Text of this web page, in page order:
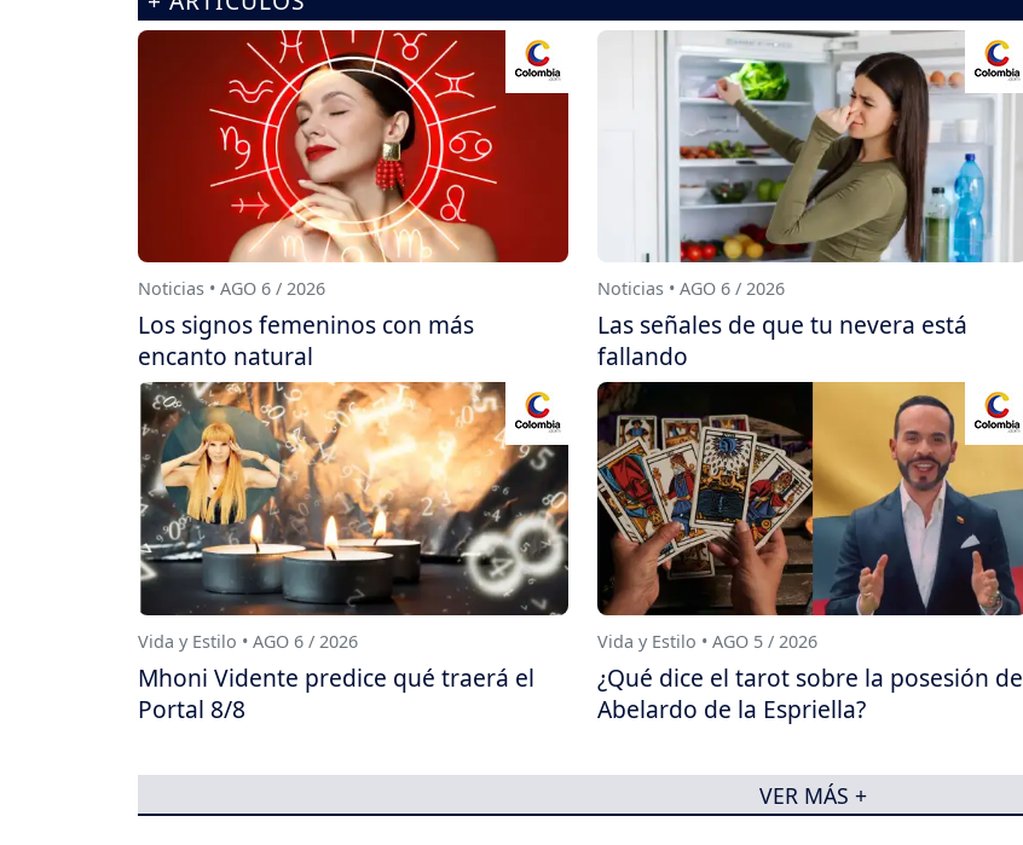
Noticias • AGO 6 / 2026
Los signos femeninos con más
encanto natural
Noticias • AGO 6 / 2026
Las señales de que tu nevera está
fallando
Vida y Estilo • AGO 6 / 2026
Mhoni Vidente predice qué traerá el
Portal 8/8
Vida y Estilo • AGO 5 / 2026
¿Qué dice el tarot sobre la posesión de
Abelardo de la Espriella?
VER MÁS +